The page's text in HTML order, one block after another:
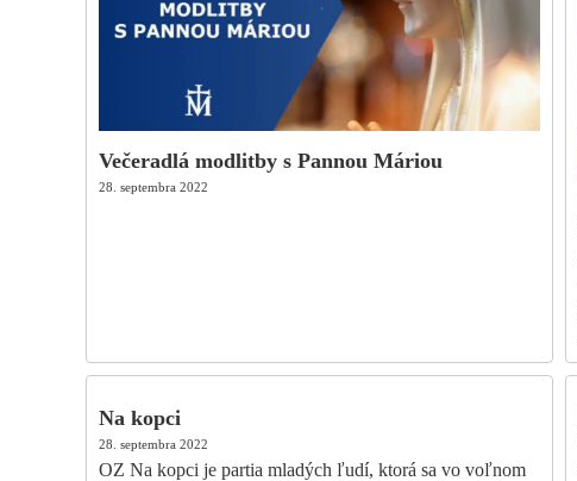
Večeradlá modlitby s Pannou Máriou
28. septembra 2022
Na kopci
28. septembra 2022
OZ Na kopci je partia mladých ľudí, ktorá sa vo voľnom